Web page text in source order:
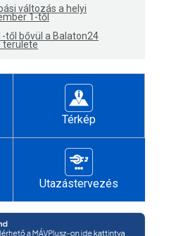
változás a helyi
1-től
től bővül a Balaton24
területe
Térkép
Utazástervezés